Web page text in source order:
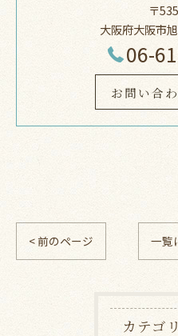
〒
大阪府大阪市
06-
お問い合
< 前のページ 一覧
カテゴ